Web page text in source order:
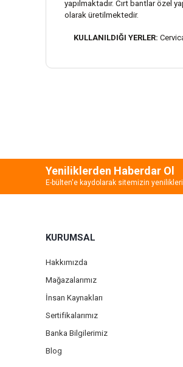
yapılmaktadır. Cırt bantlar özel
olarak üretilmektedir.
KULLANILDIĞI YERLER:
Ürün açıklamasında eksik
Ürün bilgilerinde hatalar
Yeniliklerden Haberdar Ol
E-bülten'e kaydolarak sitemizin
KURUMSAL
Hakkımızda
Mağazalarımız
İnsan Kaynakları
Sertifikalarımız
Banka Bilgilerimiz
Blog